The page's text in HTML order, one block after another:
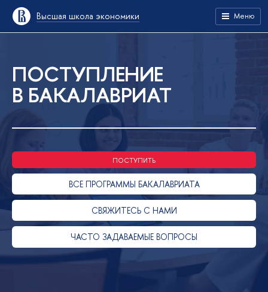
Высшая школа экономики Меню
ПОСТУПЛЕНИЕ
В БАКАЛАВРИАТ
ПОСТУПИТЬ
ВСЕ ПРОГРАММЫ БАКАЛАВРИАТА
СВЯЖИТЕСЬ С НАМИ
ЧАСТО ЗАДАВАЕМЫЕ ВОПРОСЫ